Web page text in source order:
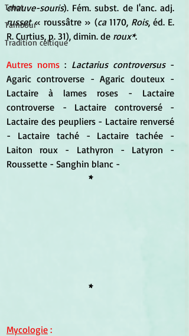
Tarot
Tambour
Tradition celtique
chauve-souris
russet « roussâtre » (ca 1170, Rois, éd. E.
R. Curtius, p. 31), dimin. de roux*.
Autres noms : Lactarius controversus -
Agaric controverse - Agaric douteux -
Lactaire à lames roses - Lactaire
controverse - Lactaire controversé -
Lactaire des peupliers - Lactaire renversé
- Lactaire taché - Lactaire tachée -
Laiton roux - Lathyron - Latyron -
Roussette - Sanghin blanc -
*
*
Mycologie :